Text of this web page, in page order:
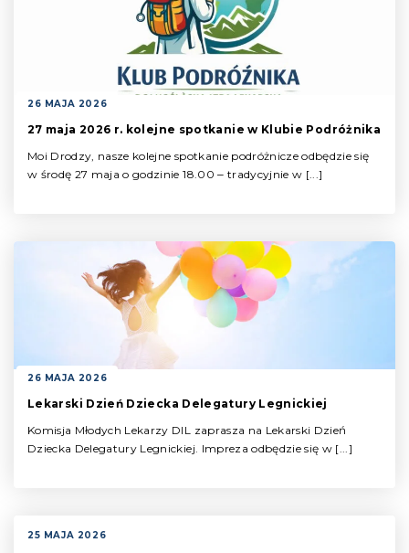
26 MAJA 2026
27 maja 2026 r. kolejne spotkanie w Klubie Podróżnika
Moi Drodzy, nasze kolejne spotkanie podróżnicze odbędzie się
w środę 27 maja o godzinie 18.00 ‒ tradycyjnie w [...]
26 MAJA 2026
Lekarski Dzień Dziecka Delegatury Legnickiej
Komisja Młodych Lekarzy DIL zaprasza na Lekarski Dzień
Dziecka Delegatury Legnickiej. Impreza odbędzie się w [...]
25 MAJA 2026